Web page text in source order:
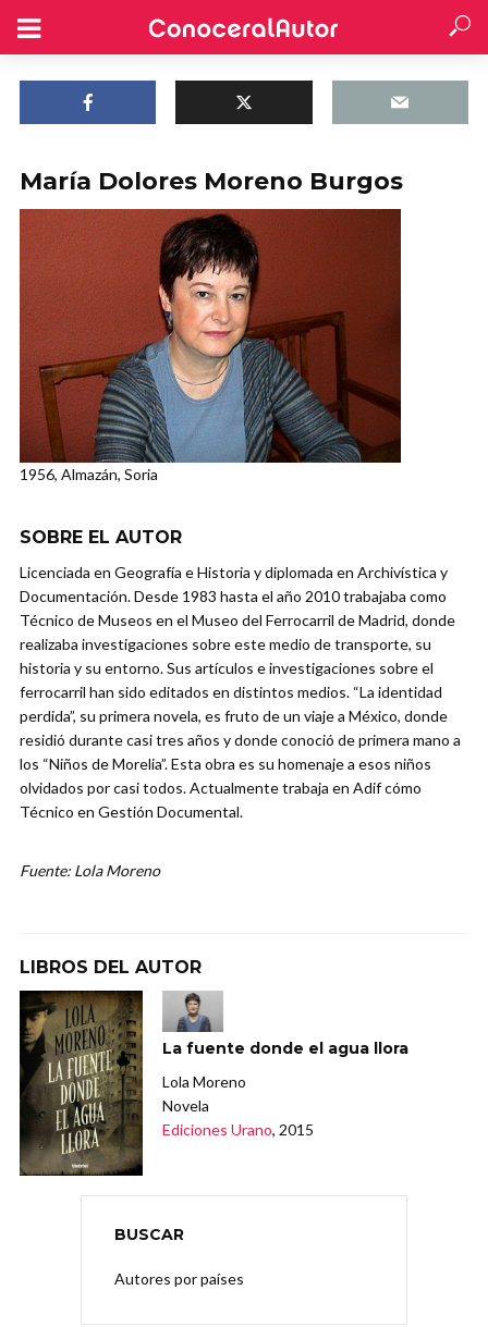
María Dolores Moreno Burgos
1956, Almazán, Soria
SOBRE EL AUTOR
Licenciada en Geografía e Historia y diplomada en Archivística y
Documentación. Desde 1983 hasta el año 2010 trabajaba como
Técnico de Museos en el Museo del Ferrocarril de Madrid, donde
realizaba investigaciones sobre este medio de transporte, su
historia y su entorno. Sus artículos e investigaciones sobre el
ferrocarril han sido editados en distintos medios. “La identidad
perdida”, su primera novela, es fruto de un viaje a México, donde
residió durante casi tres años y donde conoció de primera mano a
los “Niños de Morelia”. Esta obra es su homenaje a esos niños
olvidados por casi todos. Actualmente trabaja en Adif cómo
Técnico en Gestión Documental.
Fuente: Lola Moreno
LIBROS DEL AUTOR
La fuente donde el agua llora
Lola Moreno
Novela
Ediciones Urano, 2015
BUSCAR
Autores por países